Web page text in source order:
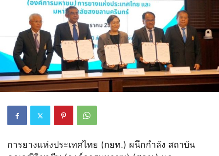
การยางแห่งประเทศไทย (กยท.) ผนึกกำลัง สถาบัน